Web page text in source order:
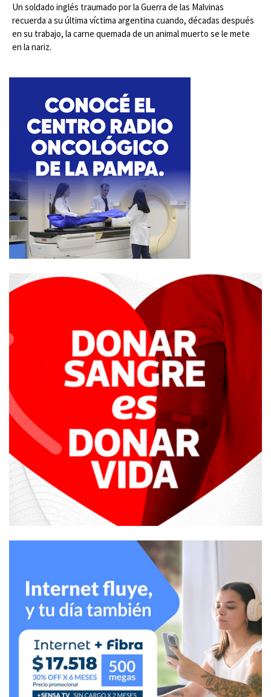
Un soldado inglés traumado por la Guerra de las Malvinas
recuerda a su última víctima argentina cuando, décadas después
en su trabajo, la carne quemada de un animal muerto se le mete
en la nariz.